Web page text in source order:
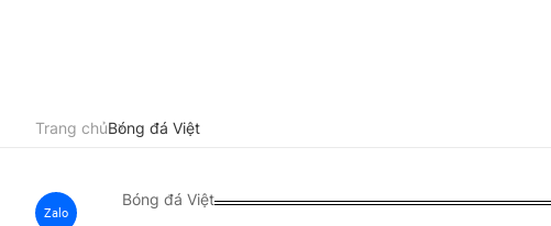
Trang chủBóng đá Việt
Zalo
Bóng đá Việt